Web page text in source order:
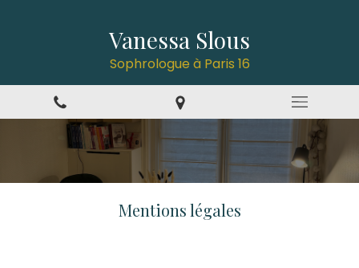
Vanessa Slous
Sophrologue à Paris 16
Mentions légales